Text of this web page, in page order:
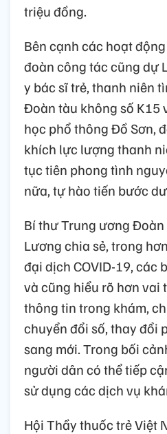
triệu đồng.
Bên cạnh các hoạt
đoàn công tác cũng dự
y bác sĩ trẻ, thanh niên
Đoàn tàu không số K15
học phổ thông Đồ Sơn,
khích lực lượng thanh
tục tiên phong tình
nữa, tự hào tiến bước
Bí thư Trung ương
Lương chia sẻ, trong
đại dịch COVID-19, các
và cũng hiểu rõ hơn vai
thông tin trong khám,
chuyển đổi số, thay đổi
sang mới. Trong bối
người dân có thể tiếp
sử dụng các dịch vụ
Hội Thầy thuốc trẻ Việt